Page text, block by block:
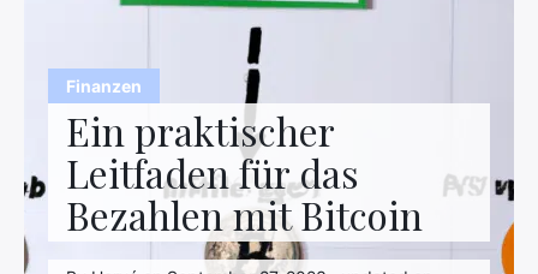
Finanzen
Ein praktischer
Leitfaden für das
Bezahlen mit Bitcoin
Freizeit